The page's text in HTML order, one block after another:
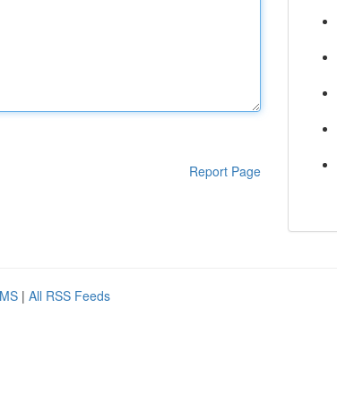
Report Page
| All RSS Feeds